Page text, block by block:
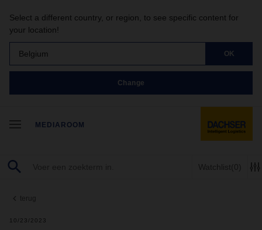
Select a different country, or region, to see specific content for
your location!
Belgium OK
Change
MEDIAROOM
Watchlist(0)
terug
10/23/2023